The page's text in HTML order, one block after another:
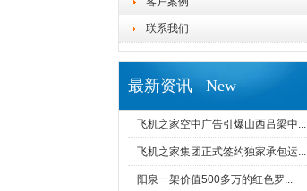
联系我们
最新资讯 New
飞机之家空中广告引爆山西吕梁中...
飞机之家集团正式签约独家承包运...
阳泉一架价值500多万的红色罗...